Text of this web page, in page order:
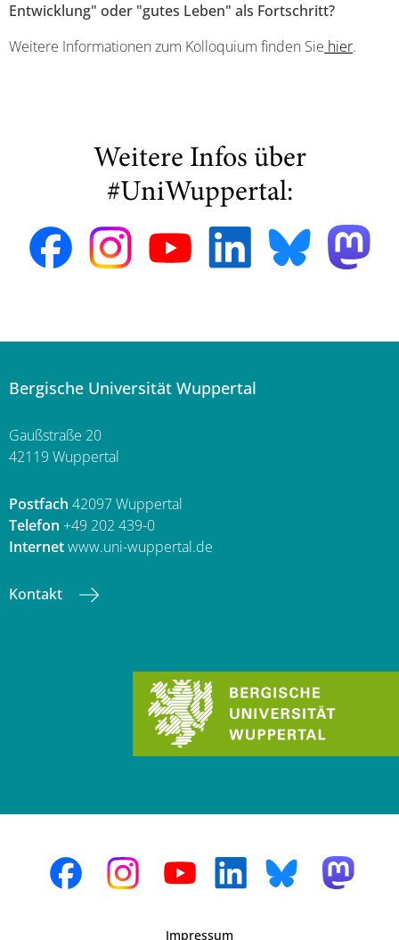
Entwicklung" oder "gutes Leben" als Fortschritt?
Weitere Informationen zum Kolloquium finden Sie hier.
Weitere Infos über
#UniWuppertal:
Bergische Universität Wuppertal
Gaußstraße 20
42119 Wuppertal
Postfach 42097 Wuppertal
Telefon +49 202 439-0
Internetwww.uni-wuppertal.de
Kontakt
Impressum